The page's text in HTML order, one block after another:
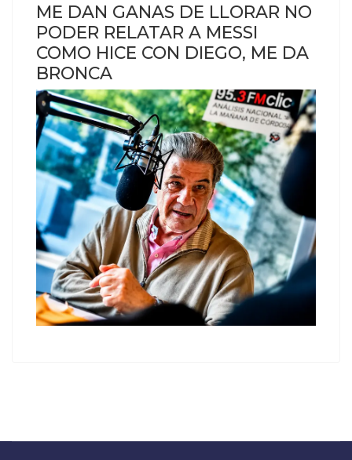
ME DAN GANAS DE LLORAR NO
PODER RELATAR A MESSI
COMO HICE CON DIEGO, ME DA
BRONCA